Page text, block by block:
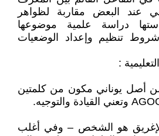
عند البعض مقاربة لظواهر
دراسة علمية موضوعها
تنظيم وإعداد الوضعيات
:
أصل يوناني مكون من كلمتين
هو الشخص – وفي أغلب